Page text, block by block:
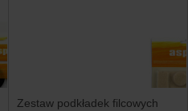
Zestaw podkładek filcowych